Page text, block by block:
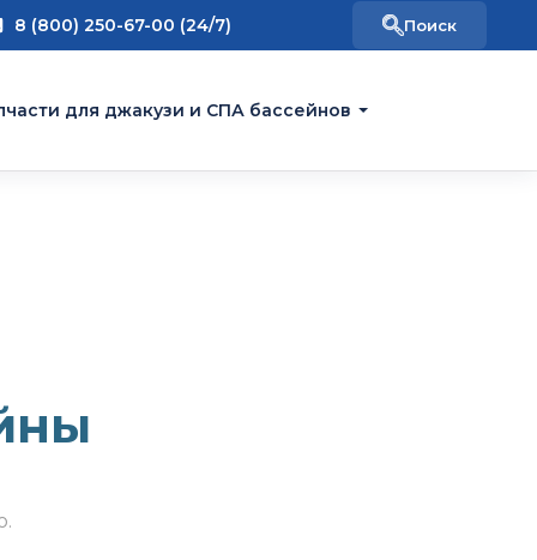
8 (800) 250-67-00 (24/7)
для джакузи и СПА бассейнов